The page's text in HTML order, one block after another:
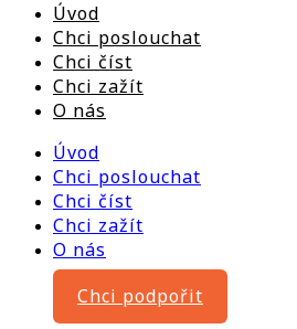
Úvod
Chci poslouchat
Chci číst
Chci zažít
O nás
Úvod
Chci poslouchat
Chci číst
Chci zažít
O nás
Chci podpořit